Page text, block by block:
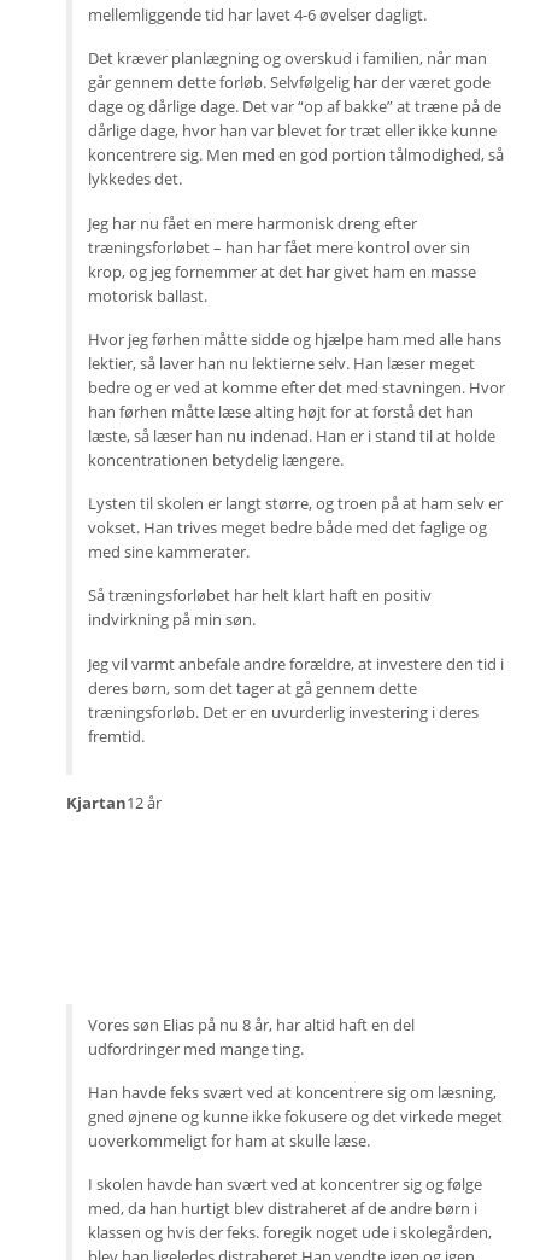
mellemliggende tid har lavet 4-6 øvelser dagligt.
Det kræver planlægning og overskud i familien, når man
går gennem dette forløb. Selvfølgelig har der været gode
dage og dårlige dage. Det var “op af bakke” at træne på de
dårlige dage, hvor han var blevet for træt eller ikke kunne
koncentrere sig. Men med en god portion tålmodighed, så
lykkedes det.
Jeg har nu fået en mere harmonisk dreng efter
træningsforløbet – han har fået mere kontrol over sin
krop, og jeg fornemmer at det har givet ham en masse
motorisk ballast.
Hvor jeg førhen måtte sidde og hjælpe ham med alle hans
lektier, så laver han nu lektierne selv. Han læser meget
bedre og er ved at komme efter det med stavningen. Hvor
han førhen måtte læse alting højt for at forstå det han
læste, så læser han nu indenad. Han er i stand til at holde
koncentrationen betydelig længere.
Lysten til skolen er langt større, og troen på at ham selv er
vokset. Han trives meget bedre både med det faglige og
med sine kammerater.
Så træningsforløbet har helt klart haft en positiv
indvirkning på min søn.
Jeg vil varmt anbefale andre forældre, at investere den tid i
deres børn, som det tager at gå gennem dette
træningsforløb. Det er en uvurderlig investering i deres
fremtid.
Kjartan12 år
Vores søn Elias på nu 8 år, har altid haft en del
udfordringer med mange ting.
Han havde feks svært ved at koncentrere sig om læsning,
gned øjnene og kunne ikke fokusere og det virkede meget
uoverkommeligt for ham at skulle læse.
I skolen havde han svært ved at koncentrer sig og følge
med, da han hurtigt blev distraheret af de andre børn i
klassen og hvis der feks. foregik noget ude i skolegården,